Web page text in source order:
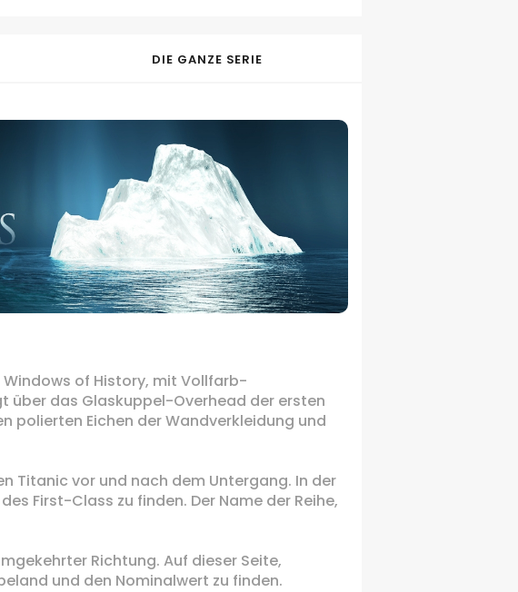
DIE GANZE SERIE
Windows of History, mit Vollfarb-
über das Glaskuppel-Overhead der ersten
polierten Eichen der Wandverkleidung und
Titanic vor und nach dem Untergang. In der
First-Class zu finden. Der Name der Reihe,
Richtung. Auf dieser Seite,
und den Nominalwert zu finden.